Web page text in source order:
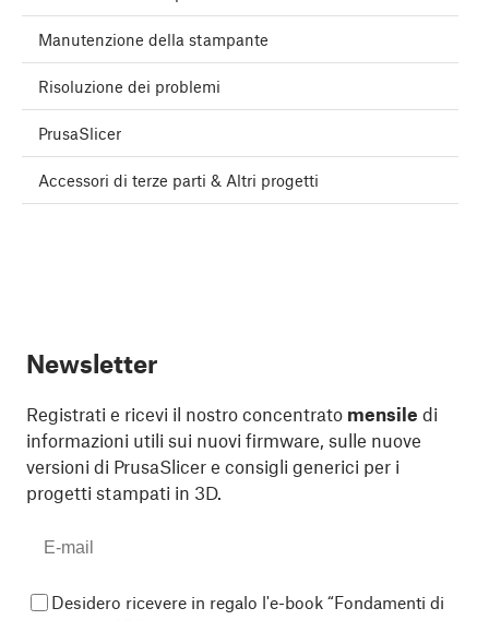
Manutenzione della stampante
Risoluzione dei problemi
PrusaSlicer
Accessori di terze parti & Altri progetti
Newsletter
Registrati e ricevi il nostro concentrato mensile di
informazioni utili sui nuovi firmware, sulle nuove
versioni di PrusaSlicer e consigli generici per i
progetti stampati in 3D.
Desidero ricevere in regalo l'e-book “Fondamenti di